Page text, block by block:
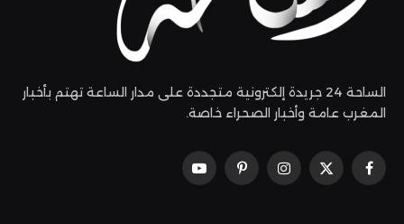
الساحة 24 جريدة إلكترونية متجددة على مدار الساعة تهتم بأخبار
المغرب عامة وأخبار الصحراء خاصة.
فيسبوك
X
الانستغرامبينتيريستيوتيوب